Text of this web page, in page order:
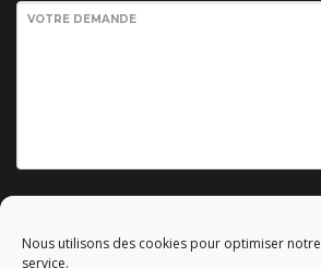
Nous utilisons des cookies pour optimiser
service.
VOTRE DEMANDE